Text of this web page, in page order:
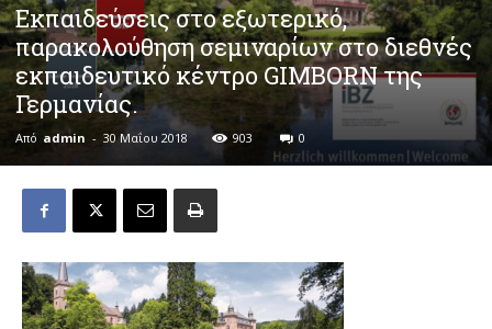
Εκπαιδεύσεις στο εξωτερικό,
παρακολούθηση σεμιναρίων στο διεθνές
εκπαιδευτικό κέντρο GIMBORN της
Γερμανίας.
Από admin - 30 Μαΐου 2018 903 0